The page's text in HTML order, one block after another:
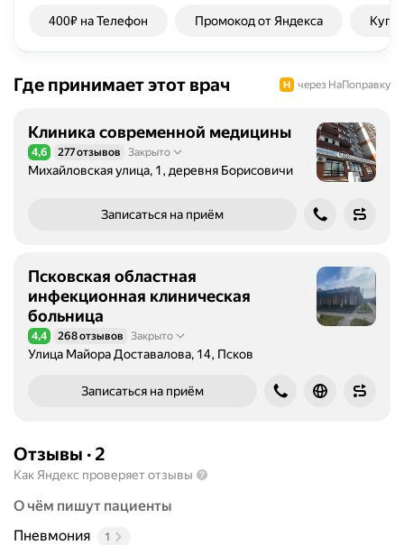
400₽ на Телефон Промокод от Яндекса
Где принимает этот врач через НаПоправку
Клиника современной медицины
Рейтинг 4,6 из 5
4,6 277 отзывов Закрыто
Михайловская улица, 1, деревня Борисовичи
Записаться на приём
Псковская областная
инфекционная клиническая
больница
Рейтинг 4,4 из 5
4,4 268 отзывов Закрыто
Улица Майора Доставалова, 14, Псков
Записаться на приём
Отзывы · 2
Как Яндекс проверяет отзывы
О чём пишут пациенты
Пневмония
1